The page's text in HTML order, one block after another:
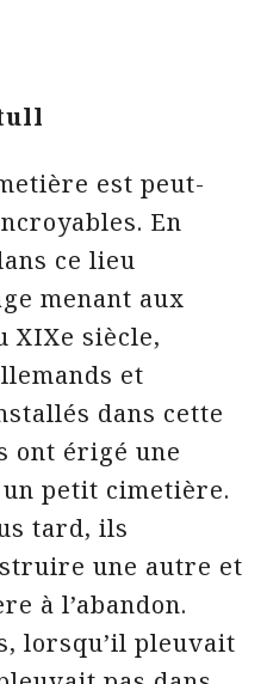
est peut-
En
ce lieu
menant aux
XIXe siècle,
et
dans cette
ont érigé une
petit cimetière.
tard, ils
une autre et
à l’abandon.
lorsqu’il pleuvait